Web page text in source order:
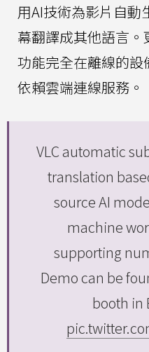
用AI技術為影片自動
幕翻譯成其他語言
功能完全在離線的
依賴雲端連線服務。
VLC automatic
translation
source AI
machine
supporting
Demo can be
booth in